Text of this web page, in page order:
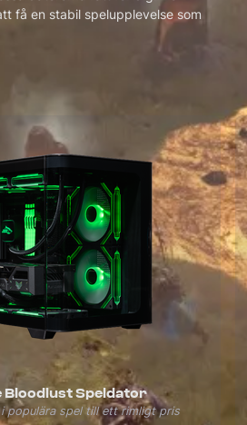
få en stabil spelupplevelse som
Bloodlust Speldator
populära spel till ett rimligt pris